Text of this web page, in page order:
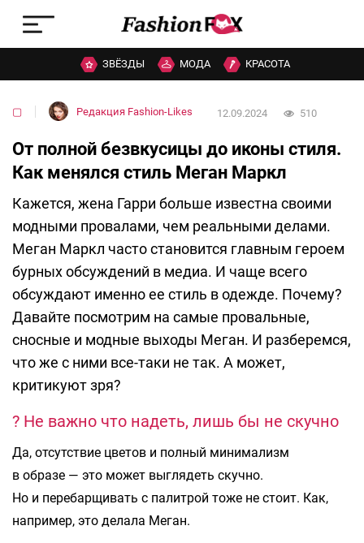
ЗВЁЗДЫ МОДА КРАСОТА
▢ Редакция Fashion-Likes 12.09.2024 510
От полной безвкусицы до иконы стиля.
Как менялся стиль Меган Маркл
Кажется, жена Гарри больше известна своими
модными провалами, чем реальными делами.
Меган Маркл часто становится главным героем
бурных обсуждений в медиа. И чаще всего
обсуждают именно ее стиль в одежде. Почему?
Давайте посмотрим на самые провальные,
сносные и модные выходы Меган. И разберемся,
что же с ними все-таки не так. А может,
критикуют зря?
? Не важно что надеть, лишь бы не скучно
Да, отсутствие цветов и полный минимализм
в образе — это может выглядеть скучно.
Но и перебарщивать с палитрой тоже не стоит. Как,
например, это делала Меган.